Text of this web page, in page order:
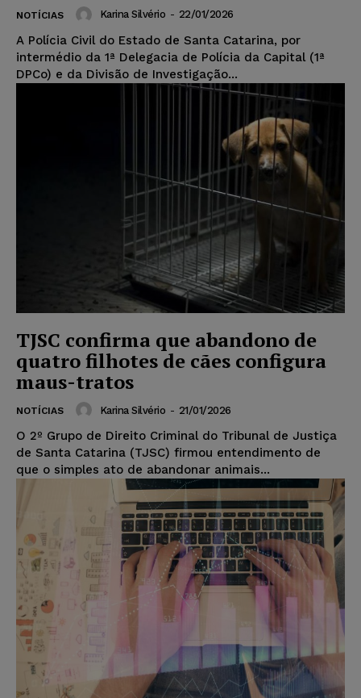
NOTÍCIAS Karina Silvério - 22/01/2026
A Polícia Civil do Estado de Santa Catarina, por
intermédio da 1ª Delegacia de Polícia da Capital (1ª
DPCo) e da Divisão de Investigação...
TJSC confirma que abandono de
quatro filhotes de cães configura
maus-tratos
NOTÍCIAS Karina Silvério - 21/01/2026
O 2º Grupo de Direito Criminal do Tribunal de Justiça
de Santa Catarina (TJSC) firmou entendimento de
que o simples ato de abandonar animais...